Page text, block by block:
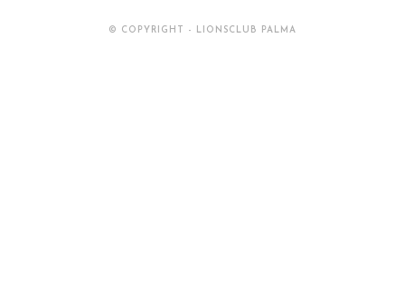
© COPYRIGHT - LIONSCLUB PALMA